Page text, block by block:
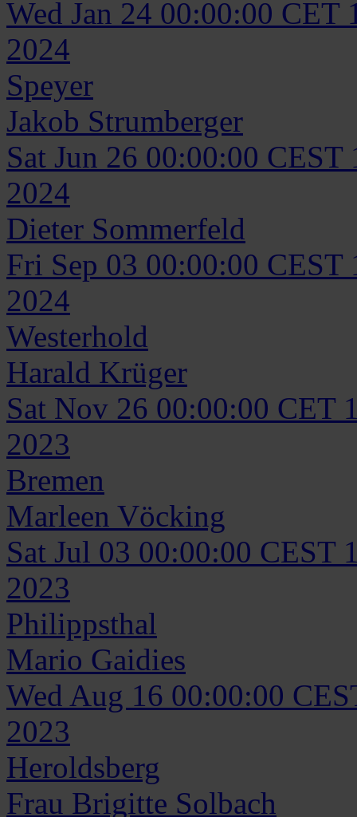
Wed Jan 24 00:00:00 CET
2024
Speyer
Jakob Strumberger
Sat Jun 26 00:00:00 CEST
2024
Dieter Sommerfeld
Fri Sep 03 00:00:00 CEST
2024
Westerhold
Harald Krüger
Sat Nov 26 00:00:00 CET
2023
Bremen
Marleen Vöcking
Sat Jul 03 00:00:00 CEST
2023
Philippsthal
Mario Gaidies
Wed Aug 16 00:00:00
2023
Heroldsberg
Frau Brigitte Solbach